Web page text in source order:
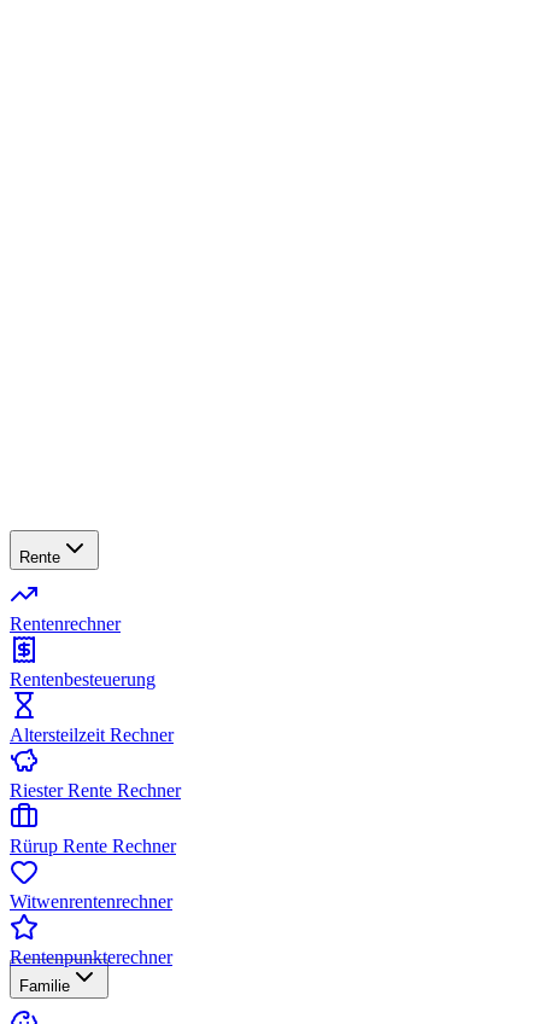
Rente
Rentenrechner
Rentenbesteuerung
Altersteilzeit Rechner
Riester Rente Rechner
Rürup Rente Rechner
Witwenrentenrechner
Rentenpunkterechner
Familie